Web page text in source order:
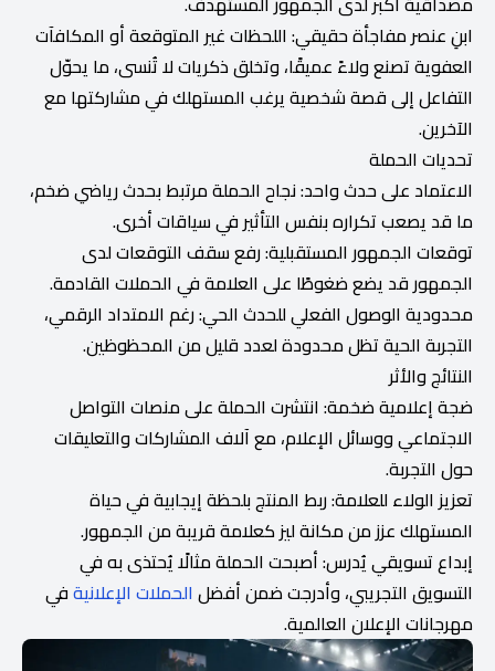
ابنِ عنصر مفاجأة حقيقي: اللحظات غير المتوقعة أو المكافآت
العفوية تصنع ولاءً عميقًا، وتخلق ذكريات لا تُنسى، ما يحوّل
التفاعل إلى قصة شخصية يرغب المستهلك في مشاركتها مع
الآخرين.
تحديات الحملة
الاعتماد على حدث واحد: نجاح الحملة مرتبط بحدث رياضي ضخم،
ما قد يصعب تكراره بنفس التأثير في سياقات أخرى.
توقعات الجمهور المستقبلية: رفع سقف التوقعات لدى
الجمهور قد يضع ضغوطًا على العلامة في الحملات القادمة.
محدودية الوصول الفعلي للحدث الحي: رغم الامتداد الرقمي،
التجربة الحية تظل محدودة لعدد قليل من المحظوظين.
النتائج والأثر
ضجة إعلامية ضخمة: انتشرت الحملة على منصات التواصل
الاجتماعي ووسائل الإعلام، مع آلاف المشاركات والتعليقات
حول التجربة.
تعزيز الولاء للعلامة: ربط المنتج بلحظة إيجابية في حياة
المستهلك عزز من مكانة ليز كعلامة قريبة من الجمهور.
إبداع تسويقي يُدرس: أصبحت الحملة مثالًا يُحتذى به في
التسويق التجريبي، وأدرجت ضمن أفضل الحملات الإعلانيةفي
مهرجانات الإعلان العالمية.